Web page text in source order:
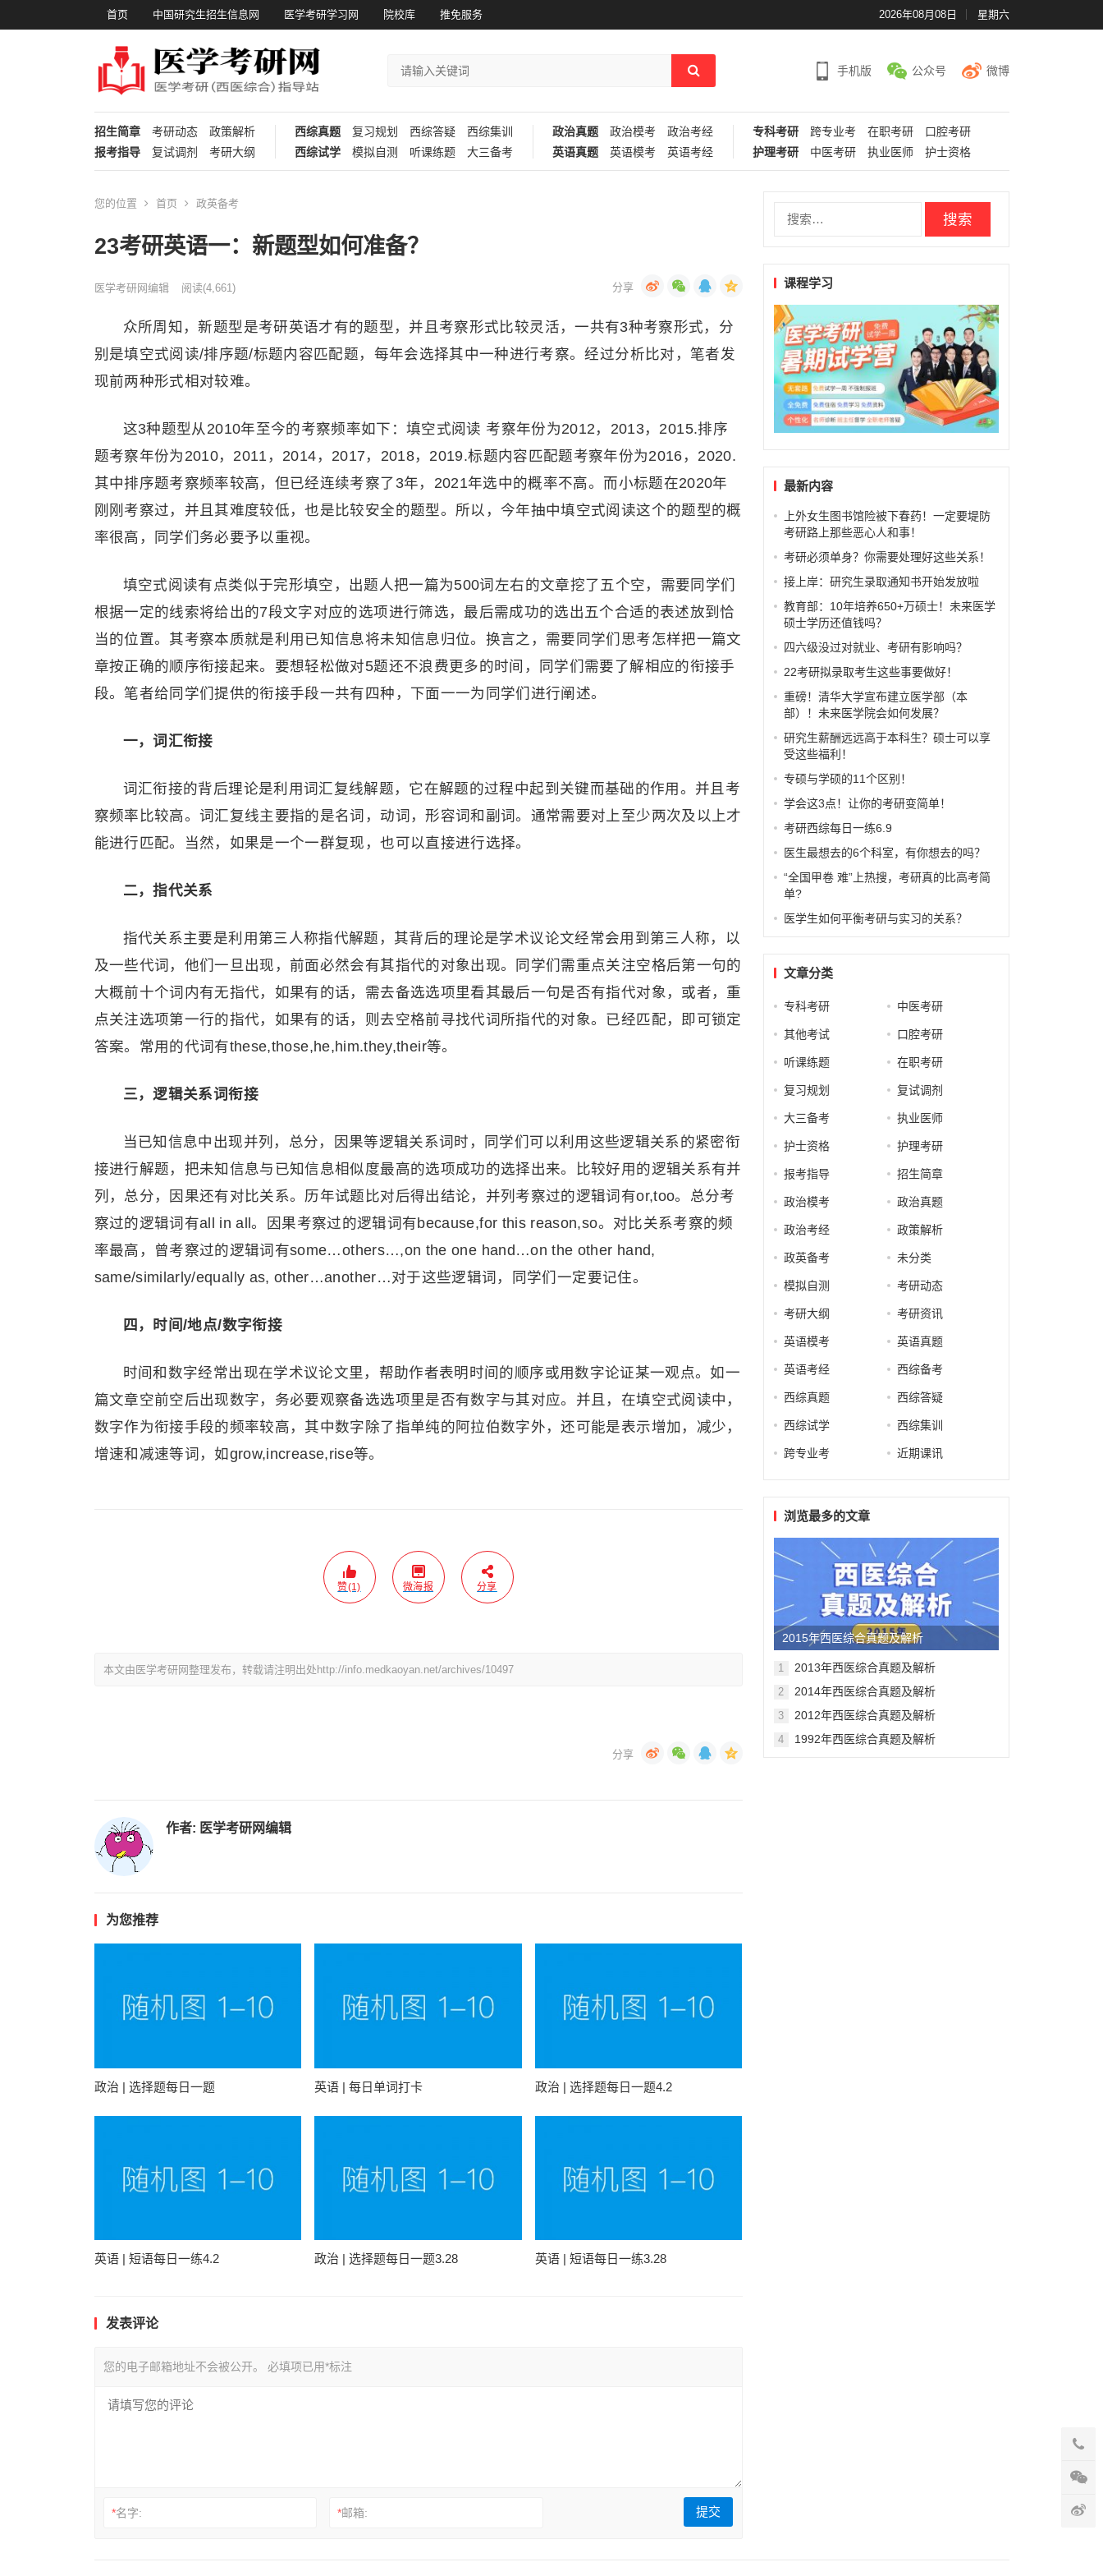
首页 中国研究生招生信息网 医学考研学习网 院校库 推免服务 2026年08月08日 星期六
手机版 公众号 微博
招生简章 考研动态
政策解析
报考指导
复试调剂 考研大纲
西综真题 复习规划 西综答疑
西综集训
西综试学
模拟自测 听课练题 大三备考
政治真题 政治模考
政治考经
英语真题
英语模考 英语考经
专科考研 跨专业考 在职考研
口腔考研
护理考研
中医考研 执业医师 护士资格
您的位置 首页 政英备考
23考研英语一：新题型如何准备？
医学考研网编辑 阅读(4,661)
众所周知，新题型是考研英语才有的题型，并且考察形式比较灵活，一共有3种考察形式，分
别是填空式阅读/排序题/标题内容匹配题，每年会选择其中一种进行考察。经过分析比对，笔者发
现前两种形式相对较难。
这3种题型从2010年至今的考察频率如下：填空式阅读 考察年份为2012，2013，2015.排序
题考察年份为2010，2011，2014，2017，2018，2019.标题内容匹配题考察年份为2016，2020.
其中排序题考察频率较高，但已经连续考察了3年，2021年选中的概率不高。而小标题在2020年
刚刚考察过，并且其难度较低，也是比较安全的题型。所以，今年抽中填空式阅读这个的题型的概
率很高，同学们务必要予以重视。
填空式阅读有点类似于完形填空，出题人把一篇为500词左右的文章挖了五个空，需要同学们
根据一定的线索将给出的7段文字对应的选项进行筛选，最后需成功的选出五个合适的表述放到恰
当的位置。其考察本质就是利用已知信息将未知信息归位。换言之，需要同学们思考怎样把一篇文
章按正确的顺序衔接起来。要想轻松做对5题还不浪费更多的时间，同学们需要了解相应的衔接手
段。笔者给同学们提供的衔接手段一共有四种，下面一一为同学们进行阐述。
一，词汇衔接
词汇衔接的背后理论是利用词汇复线解题，它在解题的过程中起到关键而基础的作用。并且考
察频率比较高。词汇复线主要指的是名词，动词，形容词和副词。通常需要对上至少两次及以上才
能进行匹配。当然，如果是一个一群复现，也可以直接进行选择。
二，指代关系
指代关系主要是利用第三人称指代解题，其背后的理论是学术议论文经常会用到第三人称，以
及一些代词，他们一旦出现，前面必然会有其指代的对象出现。同学们需重点关注空格后第一句的
大概前十个词内有无指代，如果有的话，需去备选选项里看其最后一句是否有指代对象，或者，重
点关注选项第一行的指代，如果有的话，则去空格前寻找代词所指代的对象。已经匹配，即可锁定
答案。常用的代词有these,those,he,him.they,their等。
三，逻辑关系词衔接
当已知信息中出现并列，总分，因果等逻辑关系词时，同学们可以利用这些逻辑关系的紧密衔
接进行解题，把未知信息与已知信息相似度最高的选项成功的选择出来。比较好用的逻辑关系有并
列，总分，因果还有对比关系。历年试题比对后得出结论，并列考察过的逻辑词有or,too。总分考
察过的逻辑词有all in all。因果考察过的逻辑词有because,for this reason,so。对比关系考察的频
率最高，曾考察过的逻辑词有some…others…,on the one hand…on the other hand,
same/similarly/equally as, other…another…对于这些逻辑词，同学们一定要记住。
四，时间/地点/数字衔接
时间和数字经常出现在学术议论文里，帮助作者表明时间的顺序或用数字论证某一观点。如一
篇文章空前空后出现数字，务必要观察备选选项里是否有数字与其对应。并且，在填空式阅读中，
数字作为衔接手段的频率较高，其中数字除了指单纯的阿拉伯数字外，还可能是表示增加，减少，
增速和减速等词，如grow,increase,rise等。
赞(1) 微海报 分享
本文由医学考研网整理发布，转载请注明出处http://info.medkaoyan.net/archives/10497
作者: 医学考研网编辑
为您推荐
政治 | 选择题每日一题 英语 | 每日单词打卡 政治 | 选择题每日一题4.2
英语 | 短语每日一练4.2 政治 | 选择题每日一题3.28 英语 | 短语每日一练3.28
发表评论
您的电子邮箱地址不会被公开。 必填项已用*标注
*名字: *邮箱:
课程学习
最新内容
上外女生图书馆险被下春药！一定要堤防
考研路上那些恶心人和事！
考研必须单身？你需要处理好这些关系！
接上岸：研究生录取通知书开始发放啦
教育部：10年培养650+万硕士！未来医学
硕士学历还值钱吗？
四六级没过对就业、考研有影响吗？
22考研拟录取考生这些事要做好！
重磅！清华大学宣布建立医学部（本
部）！未来医学院会如何发展？
研究生薪酬远远高于本科生？硕士可以享
受这些福利！
专硕与学硕的11个区别！
学会这3点！让你的考研变简单！
考研西综每日一练6.9
医生最想去的6个科室，有你想去的吗？
“全国甲卷 难”上热搜，考研真的比高考简
单?
医学生如何平衡考研与实习的关系？
文章分类
专科考研 中医考研
其他考试 口腔考研
听课练题 在职考研
复习规划 复试调剂
大三备考 执业医师
护士资格 护理考研
报考指导 招生简章
政治模考 政治真题
政治考经 政策解析
政英备考 未分类
模拟自测 考研动态
考研大纲 考研资讯
英语模考 英语真题
英语考经 西综备考
西综真题 西综答疑
西综试学 西综集训
跨专业考 近期课讯
浏览最多的文章
2015年西医综合真题及解析
1 2013年西医综合真题及解析
2 2014年西医综合真题及解析
3 2012年西医综合真题及解析
4 1992年西医综合真题及解析